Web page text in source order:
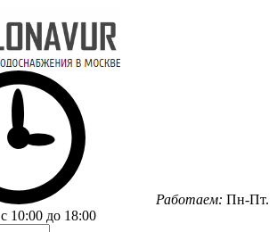
Работаем: Пн-Пт.
с 10:00 до 18:00